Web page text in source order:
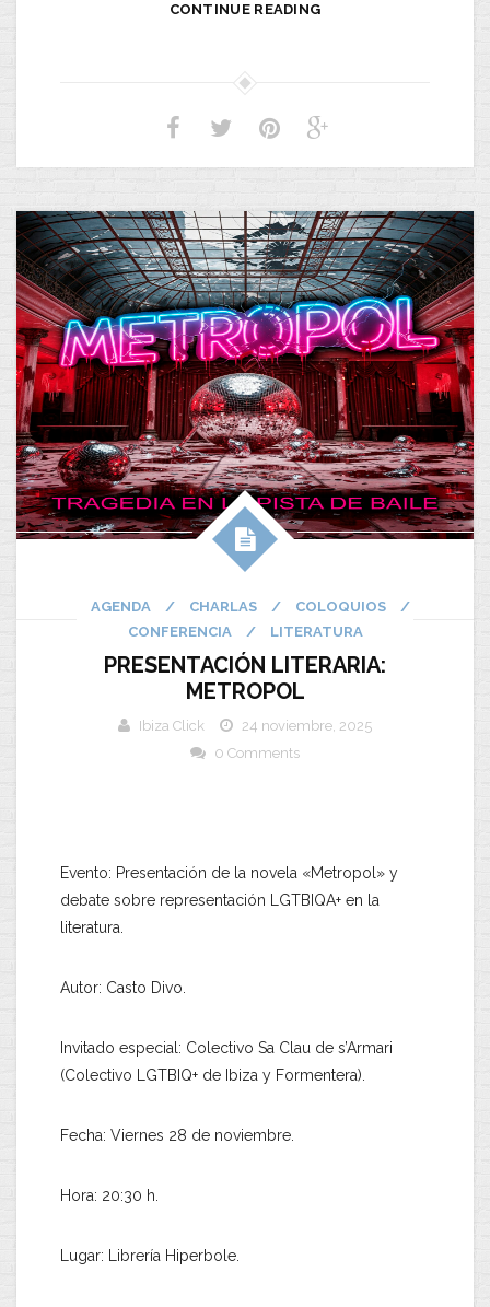
CONTINUE READING
AGENDA / CHARLAS / COLOQUIOS
/
CONFERENCIA
/ LITERATURA
PRESENTACIÓN LITERARIA:
METROPOL
Ibiza Click
24 noviembre, 2025
0 Comments
Evento: Presentación de la novela «Metropol» y
debate sobre representación LGTBIQA+ en la
literatura.
Autor: Casto Divo.
Invitado especial: Colectivo Sa Clau de s’Armari
(Colectivo LGTBIQ+ de Ibiza y Formentera).
Fecha: Viernes 28 de noviembre.
Hora: 20:30 h.
Lugar: Librería Hiperbole.